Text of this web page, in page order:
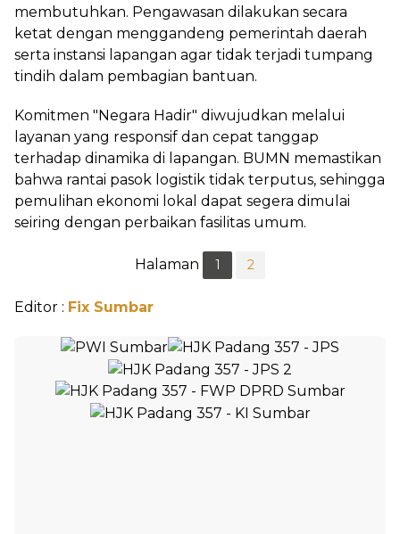
membutuhkan. Pengawasan dilakukan secara
ketat dengan menggandeng pemerintah daerah
serta instansi lapangan agar tidak terjadi tumpang
tindih dalam pembagian bantuan.
Komitmen "Negara Hadir" diwujudkan melalui
layanan yang responsif dan cepat tanggap
terhadap dinamika di lapangan. BUMN memastikan
bahwa rantai pasok logistik tidak terputus, sehingga
pemulihan ekonomi lokal dapat segera dimulai
seiring dengan perbaikan fasilitas umum.
Halaman 1 2
Editor : Fix Sumbar